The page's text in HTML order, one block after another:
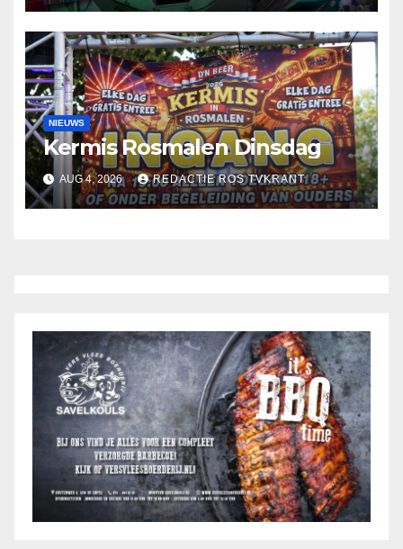
NIEUWS
Kermis Rosmalen Dinsdag
AUG 4, 2026 REDACTIE ROS TVKRANT